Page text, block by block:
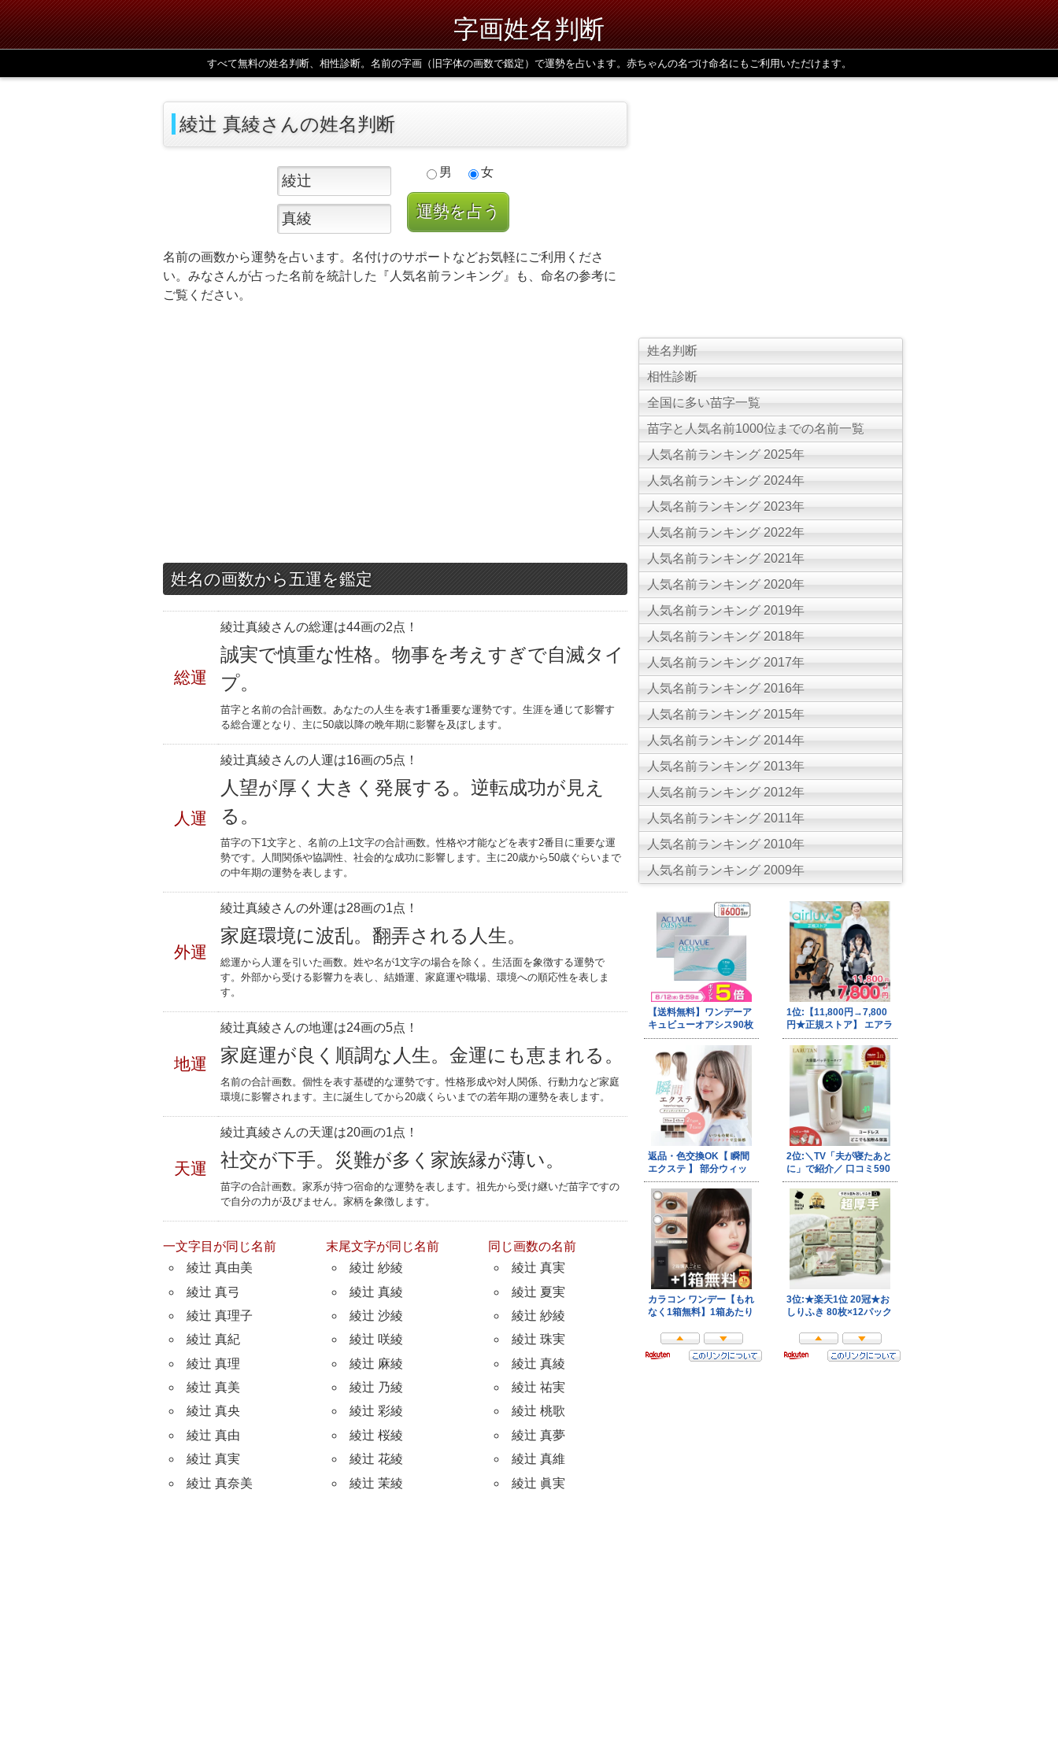
字画姓名判断
すべて無料の姓名判断、相性診断。名前の字画（旧字体の画数で鑑定）で運勢を占います。赤ちゃんの名づけ命名にもご利用いただけます。
綾辻 真綾さんの姓名判断
男 女
名前の画数から運勢を占います。名付けのサポートなどお気軽にご利用くださ
い。みなさんが占った名前を統計した『人気名前ランキング』も、命名の参考に
ご覧ください。
姓名の画数から五運を鑑定
総運
綾辻真綾さんの総運は44画の2点！
誠実で慎重な性格。物事を考えすぎで自滅タイ
プ。
苗字と名前の合計画数。あなたの人生を表す1番重要な運勢です。生涯を通じて影響す
る総合運となり、主に50歳以降の晩年期に影響を及ぼします。
人運
綾辻真綾さんの人運は16画の5点！
人望が厚く大きく発展する。逆転成功が見え
る。
苗字の下1文字と、名前の上1文字の合計画数。性格や才能などを表す2番目に重要な運
勢です。人間関係や協調性、社会的な成功に影響します。主に20歳から50歳ぐらいまで
の中年期の運勢を表します。
外運
綾辻真綾さんの外運は28画の1点！
家庭環境に波乱。翻弄される人生。
総運から人運を引いた画数。姓や名が1文字の場合を除く。生活面を象徴する運勢で
す。外部から受ける影響力を表し、結婚運、家庭運や職場、環境への順応性を表しま
す。
地運
綾辻真綾さんの地運は24画の5点！
家庭運が良く順調な人生。金運にも恵まれる。
名前の合計画数。個性を表す基礎的な運勢です。性格形成や対人関係、行動力など家庭
環境に影響されます。主に誕生してから20歳くらいまでの若年期の運勢を表します。
天運
綾辻真綾さんの天運は20画の1点！
社交が下手。災難が多く家族縁が薄い。
苗字の合計画数。家系が持つ宿命的な運勢を表します。祖先から受け継いだ苗字ですの
で自分の力が及びません。家柄を象徴します。
一文字目が同じ名前
綾辻 真由美
綾辻 真弓
綾辻 真理子
綾辻 真紀
綾辻 真理
綾辻 真美
綾辻 真央
綾辻 真由
綾辻 真実
綾辻 真奈美
末尾文字が同じ名前
綾辻 紗綾
綾辻 真綾
綾辻 沙綾
綾辻 咲綾
綾辻 麻綾
綾辻 乃綾
綾辻 彩綾
綾辻 桜綾
綾辻 花綾
綾辻 茉綾
同じ画数の名前
綾辻 真実
綾辻 夏実
綾辻 紗綾
綾辻 珠実
綾辻 真綾
綾辻 祐実
綾辻 桃歌
綾辻 真夢
綾辻 真維
綾辻 眞実
姓名判断
相性診断
全国に多い苗字一覧
苗字と人気名前1000位までの名前一覧
人気名前ランキング 2025年
人気名前ランキング 2024年
人気名前ランキング 2023年
人気名前ランキング 2022年
人気名前ランキング 2021年
人気名前ランキング 2020年
人気名前ランキング 2019年
人気名前ランキング 2018年
人気名前ランキング 2017年
人気名前ランキング 2016年
人気名前ランキング 2015年
人気名前ランキング 2014年
人気名前ランキング 2013年
人気名前ランキング 2012年
人気名前ランキング 2011年
人気名前ランキング 2010年
人気名前ランキング 2009年